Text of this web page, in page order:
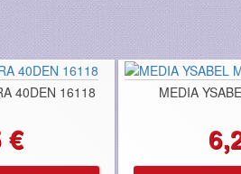
40DEN 16118
€
MEDIA